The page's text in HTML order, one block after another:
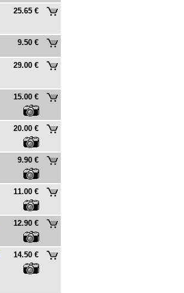
25.65 €
9.50 €
29.00 €
15.00 €
20.00 €
9.90 €
11.00 €
12.90 €
14.50 €